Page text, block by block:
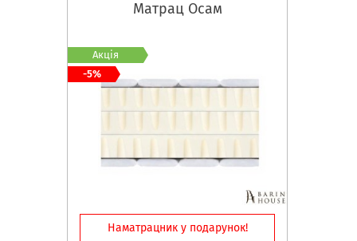
Матрац Осам
Наматрацник у подарунок!
Акція
-5%